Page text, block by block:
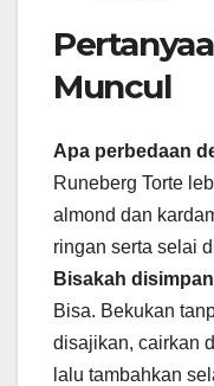
Muncul
Apa perbedaan
Runeberg Torte
almond dan
ringan serta selai
Bisakah
Bisa. Bekukan
disajikan, cairkan
lalu tambahkan